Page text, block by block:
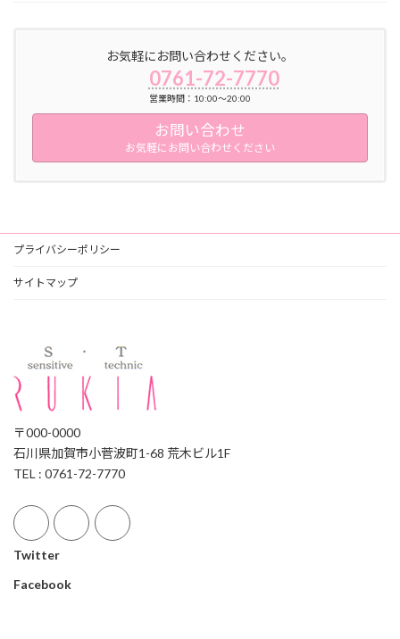
お気軽にお問い合わせください。
0761-72-7770
営業時間：10:00～20:00
お問い合わせ
お気軽にお問い合わせください
プライバシーポリシー
サイトマップ
〒000-0000
石川県加賀市小菅波町1-68 荒木ビル1F
TEL : 0761-72-7770
Twitter
Facebook